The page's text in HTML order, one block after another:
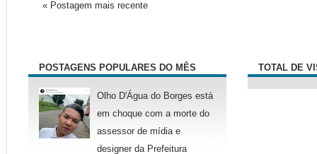
« Postagem mais recente
POSTAGENS POPULARES DO MÊS
Olho D'Água do Borges está
em choque com a morte do
assessor de mídia e
designer da Prefeitura
TOTAL DE